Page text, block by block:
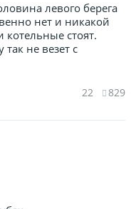
левого берега
нет и никакой
стоят.
не везет с
22 829